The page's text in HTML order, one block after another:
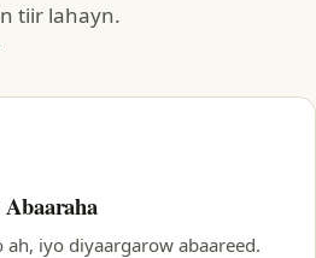
tiir lahayn.
iyo diyaargarow abaareed.